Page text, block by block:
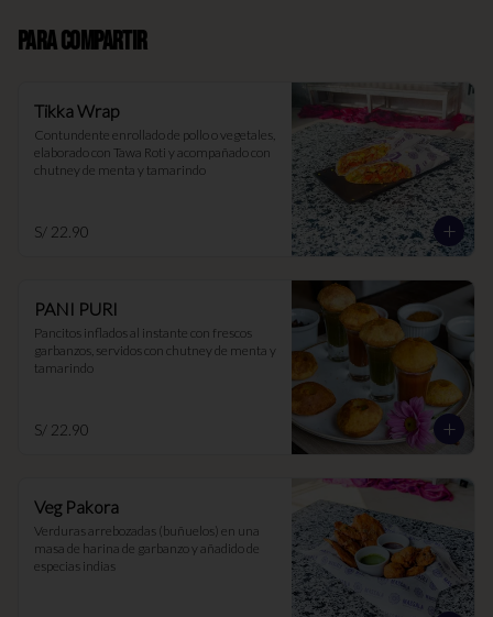
PARA COMPARTIR
Tikka Wrap
Contundente enrollado de pollo o vegetales,
elaborado con Tawa Roti y acompañado con
chutney de menta y tamarindo
S/ 22.90
PANI PURI
Pancitos inflados al instante con frescos
garbanzos, servidos con chutney de menta y
tamarindo
S/ 22.90
Veg Pakora
Verduras arrebozadas (buñuelos) en una
masa de harina de garbanzo y añadido de
especias indias